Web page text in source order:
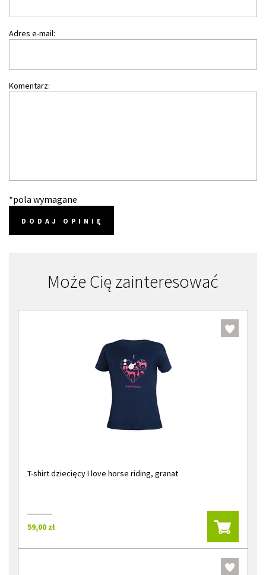
Adres e-mail:
Komentarz:
*pola wymagane
DODAJ OPINIĘ
Może Cię zainteresować
T-shirt dziecięcy I love horse riding, granat
59,00 zł